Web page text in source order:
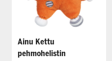
Ainu Kettu
pehmohelistin